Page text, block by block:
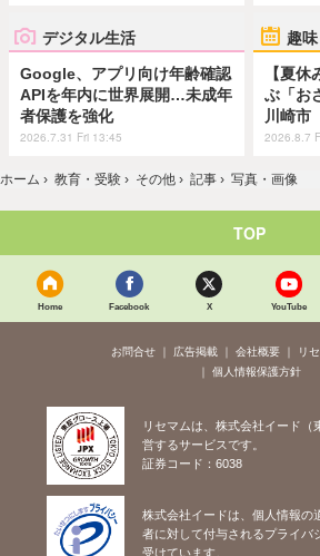
デジタル生活
Google、アプリ向け年齢確認
APIを年内に世界展開…未成年
者保護を強化
2026.7.31 Fri 13:45
趣
【夏
ぶ「お
川崎市
2026.8.7
ホーム › 教育・受験 › その他 › 記事 › 写真・画像
TOP
Home Facebook X YouTube
お問合せ 広告掲載 会社概要
リ
個人情報保護方針
リセマムは、株式会社イード（
営するサービスです。
証券コード：6038
株式会社イードは、個人情報の
者に対して付与されるプライバ
受けています。